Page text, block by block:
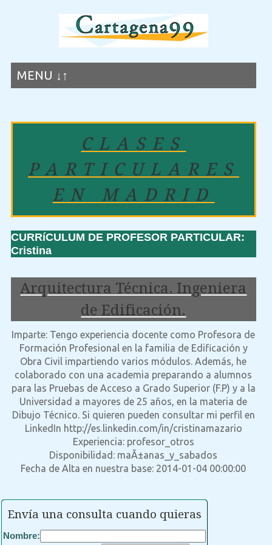
MENU ↓↑
CLASES
PARTICULARES
EN MADRID
CURRíCULUM DE PROFESOR PARTICULAR:
Cristina
Arquitectura Técnica. Ingeniera
de Edificación.
Imparte: Tengo experiencia docente como Profesora de
Formación Profesional en la familia de Edificación y
Obra Civil impartiendo varios módulos. Además, he
colaborado con una academia preparando a alumnos
para las Pruebas de Acceso a Grado Superior (F.P) y a la
Universidad a mayores de 25 años, en la materia de
Dibujo Técnico. Si quieren pueden consultar mi perfil en
LinkedIn http://es.linkedin.com/in/cristinamazario
Experiencia: profesor_otros
Disponibilidad: maÃ±anas_y_sabados
Fecha de Alta en nuestra base: 2014-01-04 00:00:00
Envía una consulta cuando quieras
Nombre: